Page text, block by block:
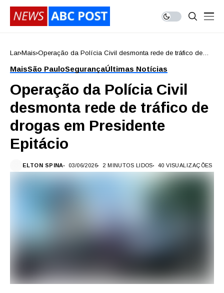
Lar Mais Operação da Polícia Civil desmonta rede de tráfico de
MaisSão PauloSegurançaÚltimas Notícias
Operação da Polícia Civil
desmonta rede de tráfico de
drogas em Presidente
Epitácio
ELTON SPINA 03/06/2026 2 MINUTOS LIDOS 40 VISUALIZAÇÕES